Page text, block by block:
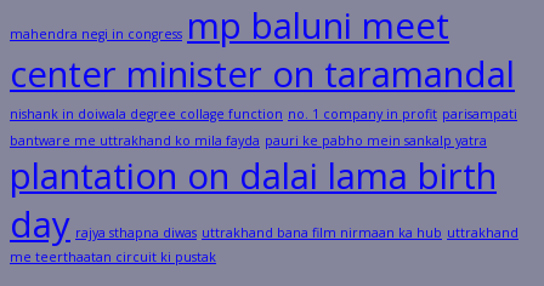
mahendra negi in congress mp baluni meet
center minister on taramandal
nishank in doiwala degree collage function no. 1 company in profit parisampati
bantware me uttrakhand ko mila fayda pauri ke pabho mein sankalp yatra
plantation on dalai lama birth
day rajya sthapna diwas uttrakhand bana film nirmaan ka hub uttrakhand
me teerthaatan circuit ki pustak